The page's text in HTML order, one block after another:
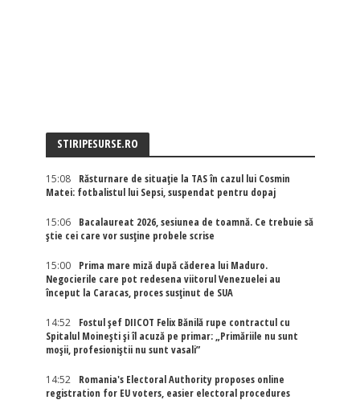
STIRIPESURSE.RO
15:08
Răsturnare de situație la TAS în cazul lui Cosmin
Matei: fotbalistul lui Sepsi, suspendat pentru dopaj
15:06
Bacalaureat 2026, sesiunea de toamnă. Ce trebuie să
știe cei care vor susține probele scrise
15:00
Prima mare miză după căderea lui Maduro.
Negocierile care pot redesena viitorul Venezuelei au
început la Caracas, proces susținut de SUA
14:52
Fostul șef DIICOT Felix Bănilă rupe contractul cu
Spitalul Moinești și îl acuză pe primar: „Primăriile nu sunt
moșii, profesioniștii nu sunt vasali”
14:52
Romania's Electoral Authority proposes online
registration for EU voters, easier electoral procedures